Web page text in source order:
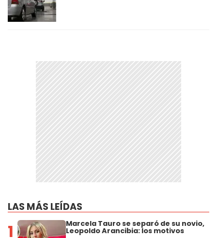
LAS MÁS LEÍDAS
1 Marcela Tauro se separó de su novio,
Leopoldo Arancibia: los motivos